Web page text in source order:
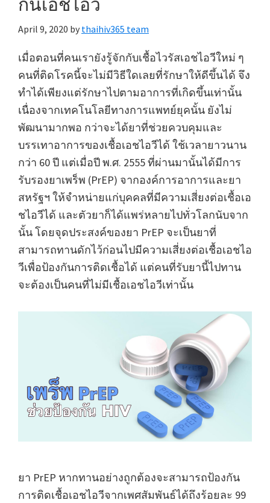
April 9, 2020 by thaihiv365 team
เมื่อตอนที่คนเรายังรู้จักกับเชื้อไวรัสเอชไอวีใหม่ ๆ
คนที่ติดโรคนี้จะไม่มีวิธีใดเลยที่รักษาให้ดีขึ้นได้ จึง
ทำได้เพียงแต่รักษาไปตามอาการที่เกิดขึ้นเท่านั้น
เนื่องจากเทคโนโลยีทางการแพทย์ยุคนั้น ยังไม่
พัฒนามากพอ กว่าจะได้ยาที่ช่วยควบคุมและ
บรรเทาอาการของเชื้อเอชไอวีได้ ใช้เวลายาวนาน
กว่า 60 ปี แต่เมื่อปี พ.ศ. 2555 ที่ผ่านมานั้นได้มีการ
รับรองยาเพร็พ (PrEP) จากองค์การอาการและยา
สหรัฐฯ ให้จำหน่ายแก่บุคคลที่มีความเสี่ยงต่อเชื้อเอ
ชไอวีได้ และตัวยาก็ได้แพร่หลายไปทั่วโลกนับจาก
นั้น โดยจุดประสงค์ของยา PrEP จะเป็นยาที่
สามารถทานดักไว้ก่อนไปมีความเสี่ยงต่อเชื้อเอชไอ
วีเพื่อป้องกันการติดเชื้อได้ แต่คนที่รับยานี้ไปทาน
จะต้องเป็นคนที่ไม่มีเชื้อเอชไอวีเท่านั้น
ยา PrEP หากทานอย่างถูกต้องจะสามารถป้องกัน
การติดเชื้อเอชไอวีจากเพศสัมพันธ์ได้ถึงร้อยละ 99